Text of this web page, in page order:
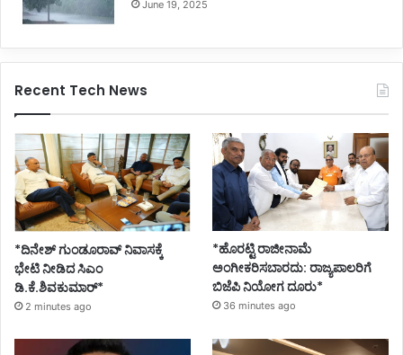
June 19, 2025
Recent Tech News
*ದಿನೇಶ್ ಗುಂಡೂರಾವ್ ನಿವಾಸಕ್ಕೆ
ಭೇಟಿ ನೀಡಿದ ಸಿಎಂ
ಡಿ.ಕೆ.ಶಿವಕುಮಾರ್*
2 minutes ago
*ಹೊರಟ್ಟಿ ರಾಜೀನಾಮೆ
ಅಂಗೀಕರಿಸಬಾರದು: ರಾಜ್ಯಪಾಲರಿಗೆ
ಬಿಜೆಪಿ ನಿಯೋಗ ದೂರು*
36 minutes ago